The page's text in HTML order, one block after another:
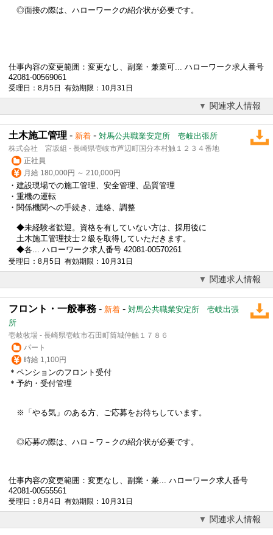
◎面接の際は、ハローワークの紹介状が必要です。
仕事内容の変更範囲：変更なし、副業・兼業可... ハローワーク求人番号
42081-00569061
受理日：8月5日 有効期限：10月31日
関連求人情報
土木施工管理 - 新着 - 対馬公共職業安定所 壱岐出張所
株式会社 宮坂組 - 長崎県壱岐市芦辺町国分本村触１２３４番地
正社員
月給 180,000円 ～ 210,000円
・建設現場での施工管理、安全管理、品質管理
・重機の運転
・関係機関への手続き、連絡、調整
◆未経験者歓迎。資格を有していない方は、採用後に
土木施工管理技士２級を取得していただきます。
◆各... ハローワーク求人番号 42081-00570261
受理日：8月5日 有効期限：10月31日
関連求人情報
フロント・一般事務 - 新着 - 対馬公共職業安定所 壱岐出張
所
壱岐牧場 - 長崎県壱岐市石田町筒城仲触１７８６
パート
時給 1,100円
＊ペンションのフロント受付
＊予約・受付管理
※「やる気」のある方、ご応募をお待ちしています。
◎応募の際は、ハロ－ワ－クの紹介状が必要です。
仕事内容の変更範囲：変更なし、副業・兼... ハローワーク求人番号
42081-00555561
受理日：8月4日 有効期限：10月31日
関連求人情報